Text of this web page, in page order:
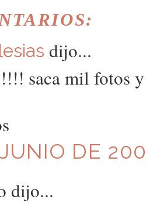
dijo...
saca mil fotos
DE
dijo...